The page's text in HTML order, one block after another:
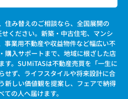
住み替えのご相談なら、全国展開の
ください。新築・中古住宅、マンシ
事業用不動産や収益物件など幅広い不
購入サポートまで、地域に根ざした店
す。SUMiTASは不動産売買を「一生に
せず、ライフスタイルや将来設計に合
新しい価値観を提案し、フェアで納得
の人へ届けます。